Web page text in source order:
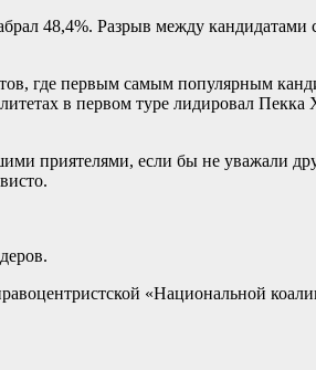
48,4%. Разрыв между кандидатами
где первым самым популярным
в первом туре лидировал Пекка
приятелями, если бы не уважали
«Национальной